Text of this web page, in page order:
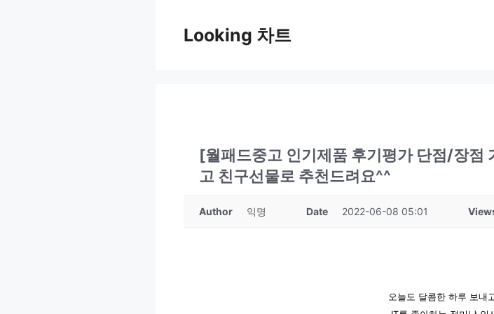
Looking 차트
[월패드중고 인기제품 후기평가 단점/장점
고 친구선물로 추천드려요^^
Author 익명 Date 2022-06-08 05:01
오늘도 달콤한 하루 보내